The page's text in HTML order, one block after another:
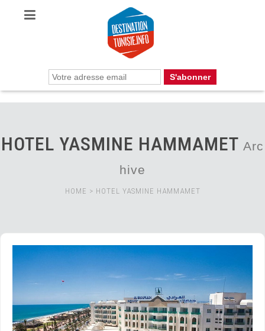
HOTEL YASMINE HAMMAMET Arc
hive
HOME > HOTEL YASMINE HAMMAMET